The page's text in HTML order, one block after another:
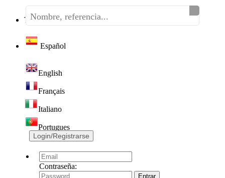
Teléfono:(+34) 968 320 046
Español
English
Français
Italiano
Portugues
Login/Registrarse
Contraseña: